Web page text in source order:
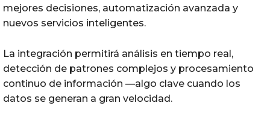
mejores decisiones, automatización avanzada y
nuevos servicios inteligentes.
La integración permitirá análisis en tiempo real,
detección de patrones complejos y procesamiento
continuo de información —algo clave cuando los
datos se generan a gran velocidad.